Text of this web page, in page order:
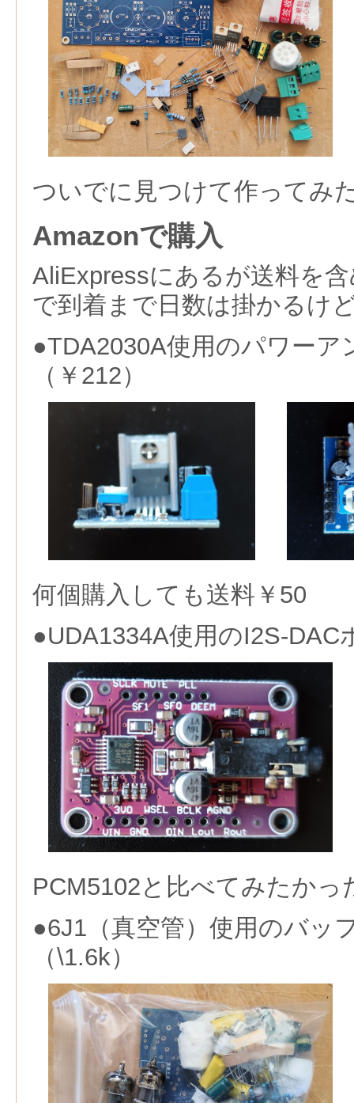
ついでに見つけて作ってみ
Amazonで購入
AliExpressにあるが送料を
で到着まで日数は掛かるけ
●TDA2030A使用のパワーア
（￥212）
何個購入しても送料￥50
●UDA1334A使用のI2S-DAC
PCM5102と比べてみたかっ
●6J1（真空管）使用のバッ
（\1.6k）